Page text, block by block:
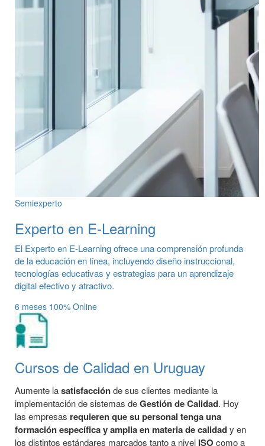
Semiexperto
Experto en E-Learning
El Experto en E-Learning ofrece una comprensión profunda
de la educación en línea, incluyendo diseño instruccional,
tecnologías educativas y estrategias para un aprendizaje
digital efectivo y atractivo.
6 meses 100% Online
Cursos de Calidad en Uruguay
Aumente lasatisfacciónde sus clientes mediante la
implementación de sistemas deGestión de Calidad. Hoy
las empresas requieren que su personal tenga una
formación específica y amplia en materia de calidady en
los distintos estándares marcados tanto a nivel ISO como a